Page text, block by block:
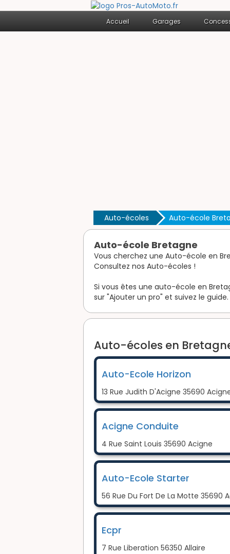
Accueil Garages
Auto-écoles Auto-école
Auto-école Bretagne
Vous cherchez une Auto-école en
Consultez nos Auto-écoles !
Si vous êtes une auto-école en
sur "Ajouter un pro" et suivez le guide.
Auto-écoles en
Auto-Ecole Horizon
13 Rue Judith D'Acigne 35690
Acigne Conduite
4 Rue Saint Louis 35690 Acigne
Auto-Ecole Starter
56 Rue Du Fort De La Motte 35690
Ecpr
7 Rue Liberation 56350 Allaire